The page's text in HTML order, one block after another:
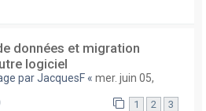
données et migration
logiciel
parJacquesF « mer. juin 05,
1 2 3